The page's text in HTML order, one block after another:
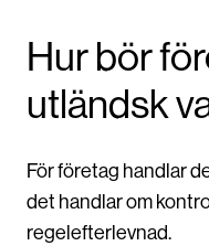
Hur bör
utländsk
För företag handlar
det handlar om
regelefterlevnad.